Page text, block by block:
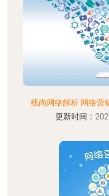
线尚网络解析 网络营
更新时间：